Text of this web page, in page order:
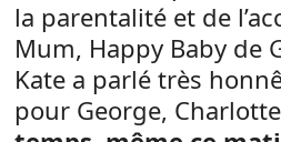
la parentalité et de
Mum, Happy Baby de
Kate a parlé très
pour George,